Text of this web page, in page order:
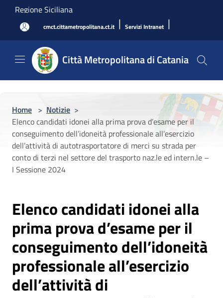
Salta al contenuto principale
Regione Siciliana
cmct.cittametropolitana.ct.it | Servizi Intranet |
Città Metropolitana di Catania
Home > Notizie >
Elenco candidati idonei alla prima prova d’esame per il
conseguimento dell’idoneità professionale all’esercizio
dell’attività di autotrasportatore di merci su strada per
conto di terzi nel settore del trasporto naz.le ed intern.le –
I Sessione 2024
Elenco candidati idonei alla
prima prova d’esame per il
conseguimento dell’idoneità
professionale all’esercizio
dell’attività di